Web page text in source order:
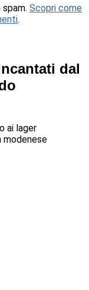
Scopri come
.
dal
ai lager
modenese